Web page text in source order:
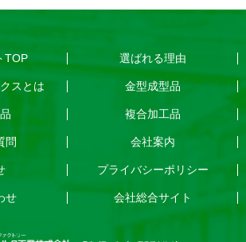
TOP 選ばれる理由
スとは 金型成型品
複合加工品
問 会社案内
プライバシーポリシー
せ 会社総合サイト